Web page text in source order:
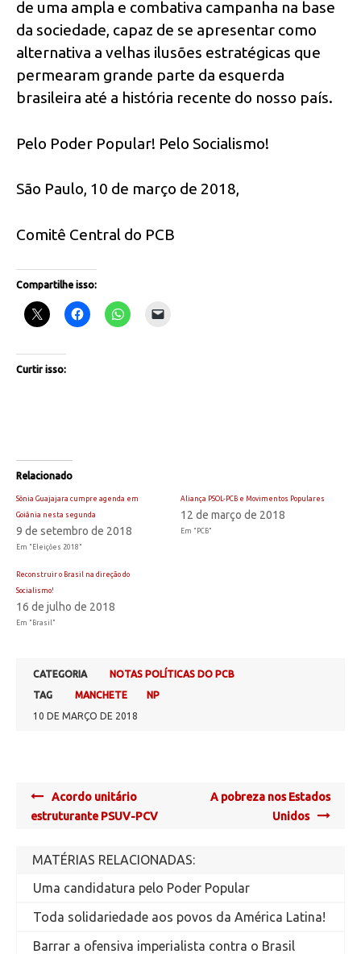
de uma ampla e combativa campanha na base
da sociedade, capaz de se apresentar como
alternativa a velhas ilusões estratégicas que
permearam grande parte da esquerda
brasileira até a história recente do nosso país.
Pelo Poder Popular! Pelo Socialismo!
São Paulo, 10 de março de 2018,
Comitê Central do PCB
Compartilhe isso:
Curtir isso:
Relacionado
Sônia Guajajara cumpre agenda em
Goiânia nesta segunda
9 de setembro de 2018
Em "Eleições 2018"
Aliança PSOL-PCB e Movimentos Populares
12 de março de 2018
Em "PCB"
Reconstruir o Brasil na direção do
Socialismo!
16 de julho de 2018
Em "Brasil"
CATEGORIA
NOTAS POLÍTICAS DO PCB
TAG
MANCHETE
NP
10 DE MARÇO DE 2018
Post
navigation
Acordo unitário
estruturante PSUV-PCV
A pobreza nos Estados
Unidos
MATÉRIAS RELACIONADAS:
Uma candidatura pelo Poder Popular
Toda solidariedade aos povos da América Latina!
Barrar a ofensiva imperialista contra o Brasil